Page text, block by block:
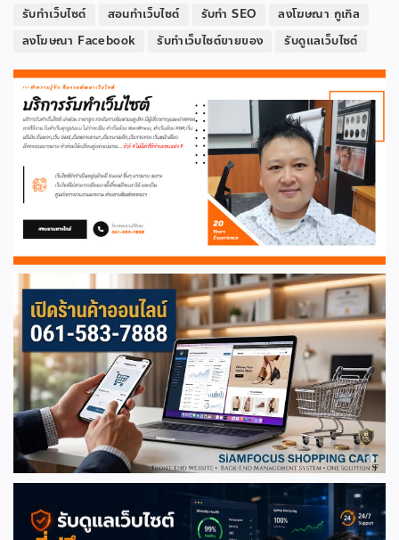
รับทำเว็บไซต์ สอนทำเว็บไซต์ รับทำ SEO
ลงโฆษณา กูเกิล
ลงโฆษณา Facebook
รับทำเว็บไซต์ขายของ รับดูแลเว็บไซต์